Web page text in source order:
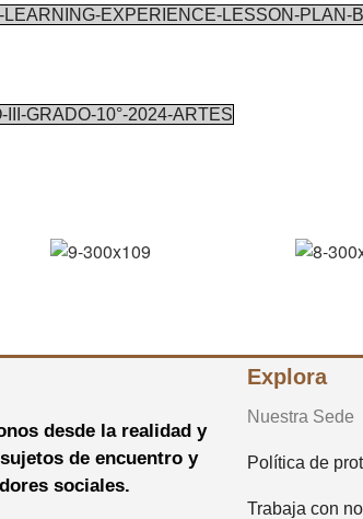
EXPERIENCE-LESSON-PLAN-
GRADO-10°-2024-ARTES
desde la realidad y
de encuentro y
sociales.
Explora
Nuestra Sede
Política de
Trabaja con